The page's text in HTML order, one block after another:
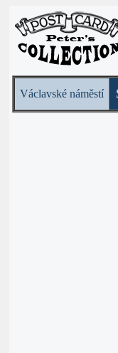
Václavské náměstí